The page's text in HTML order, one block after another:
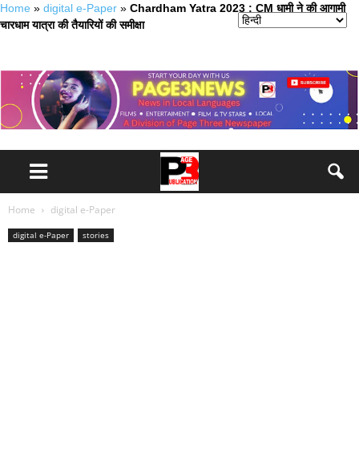
Home » digital e-Paper » Chardham Yatra 2023 : CM धामी ने की आगामी
चारधाम यात्रा की तैयारियों की समीक्षा
Home digital e-Paper
digital e-Paper stories